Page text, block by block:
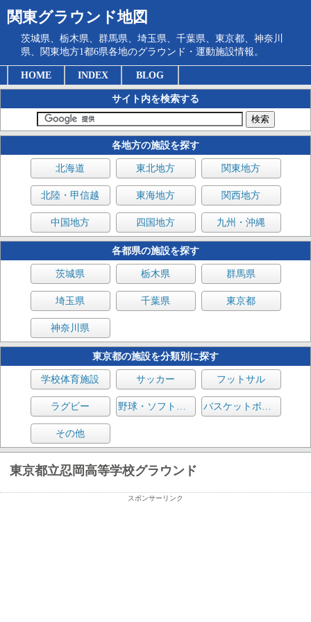
関東グラウンド地図
茨城県、栃木県、群馬県、埼玉県、千葉県、東京都、神奈川
県、関東地方1都6県各地のグラウンド・運動施設情報。
HOME INDEX BLOG
サイト内を検索する
各地方の施設を探す
北海道 東北地方 関東地方
北陸・甲信越 東海地方 関西地方
中国地方 四国地方 九州・沖縄
各都県の施設を探す
茨城県 栃木県 群馬県
埼玉県 千葉県 東京都
神奈川県
東京都の施設を分類別に探す
学校体育施設 サッカー フットサル
ラグビー 野球・ソフトボール バスケットボール
その他
東京都立忍岡高等学校グラウンド
スポンサーリンク